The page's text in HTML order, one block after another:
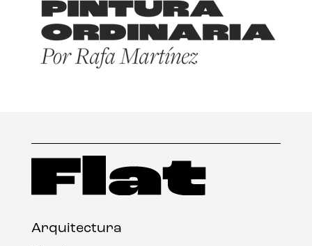
Arquitectura